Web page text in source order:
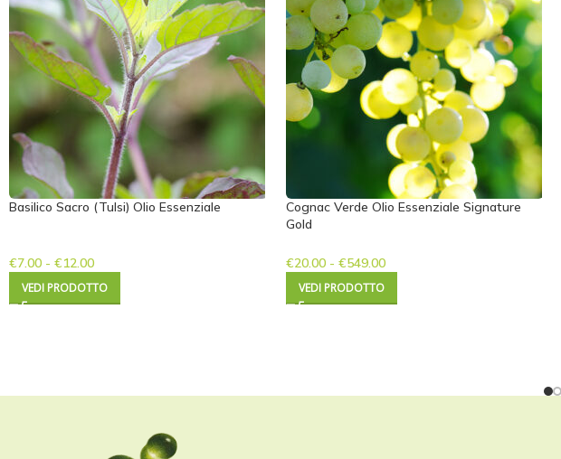
Basilico Sacro (Tulsi) Olio Essenziale
€7.00 - €12.00
VEDI PRODOTTO
Cognac Verde Olio Essenziale Signature
Gold
€20.00 - €549.00
VEDI PRODOTTO